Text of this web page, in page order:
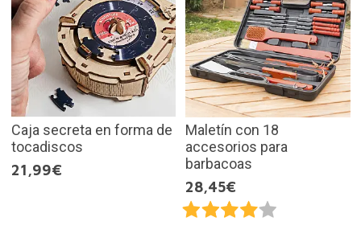
Caja secreta en forma de
tocadiscos
21,99€
Maletín con 18
accesorios para
barbacoas
28,45€